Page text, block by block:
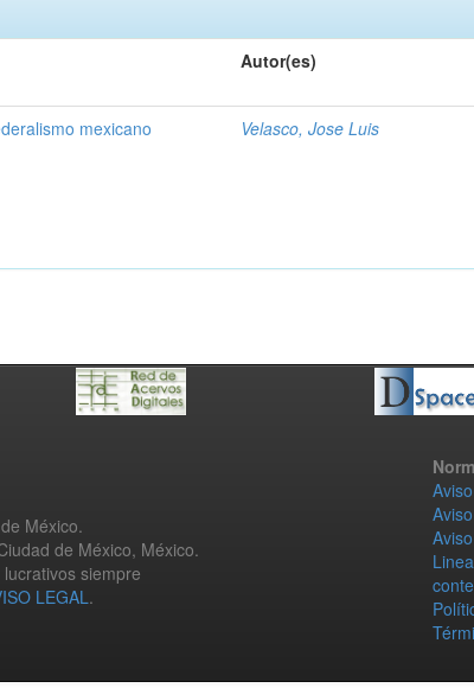
Autor(es)
mexicano Velasco, Jose Luis
México.
de México, México.
siempre
LEGAL.